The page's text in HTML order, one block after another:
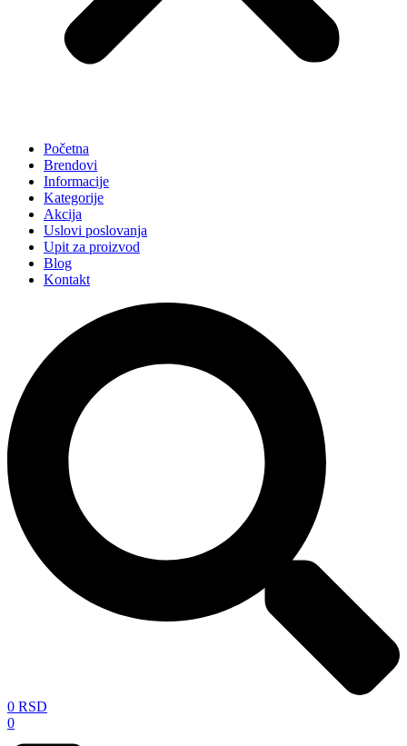
Početna
Brendovi
Informacije
Kategorije
Akcija
Uslovi poslovanja
Upit za proizvod
Blog
Kontakt
0 RSD
0